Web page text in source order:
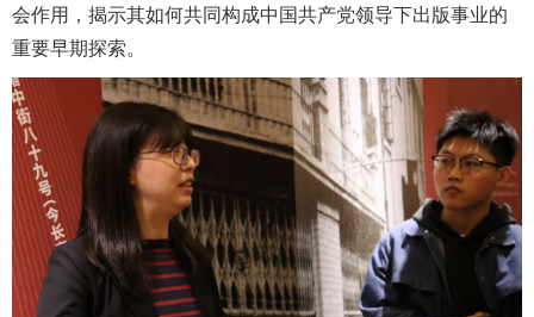
会作用，揭示其如何共同构成中国共产党领导下出版事业的
重要早期探索。